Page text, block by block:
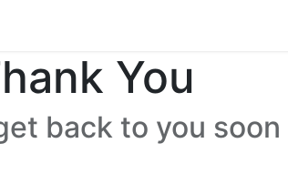
You
back to you soon